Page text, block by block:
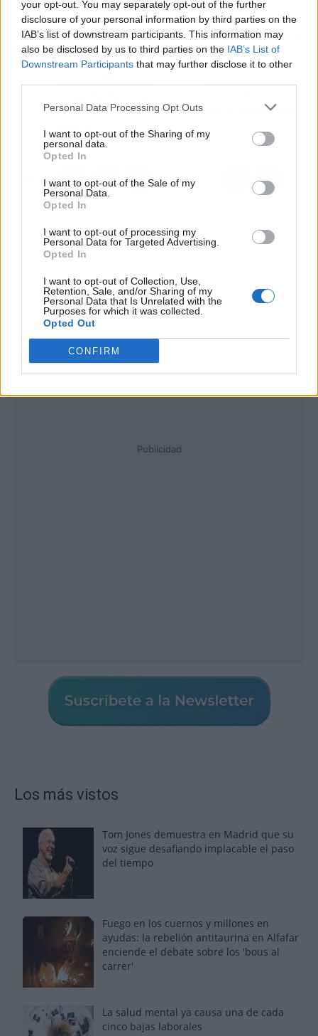
your opt-out. You may separately opt-out of the further
disclosure of your personal information by third parties on the
IAB’s list of downstream participants. This information may
also be disclosed by us to third parties on the IAB’s List of
Downstream Participants that may further disclose it to other
Personal Data Processing Opt Outs
I want to opt-out of the Sharing of my
personal data.
Opted In
I want to opt-out of the Sale of my
Personal Data.
Opted In
I want to opt-out of processing my
Personal Data for Targeted Advertising.
Opted In
I want to opt-out of Collection, Use,
Retention, Sale, and/or Sharing of my
Personal Data that Is Unrelated with the
Purposes for which it was collected.
Opted Out
CONFIRM
Artículo anterior
El Papa se reúne con
Pedro Sánchez en el
Iglesia local y el
Artículo siguiente
Iberdrola México y
Grupomar se unen para
Noticias Empresariales
Publicidad
Los más vistos
Tom Jones demuestra en Madrid que su
voz sigue desafiando implacable el paso
del tiempo
Fuego en los cuernos y millones en
ayudas: la rebelión antitaurina en Alfafar
enciende el debate sobre los 'bous al
carrer'
La salud mental ya causa una de cada
cinco bajas laborales